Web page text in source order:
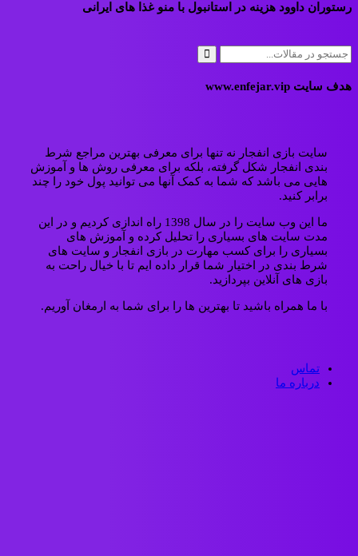
رستوران داوود هزینه در استانبول با منو غذا های ایرانی
هدف سایت www.enfejar.vip
سایت بازی انفجار نه تنها برای معرفی بهترین مراجع شرط
بندی انفجار شکل گرفته، بلکه برای معرفی روش ها و آموزش
هایی می باشد که شما به کمک آنها می توانید پول خود را چند
برابر کنید.
ما این وب سایت را در سال 1398 راه اندازی کردیم و در این
مدت سایت های بسیاری را تحلیل کرده و آموزش های
بسیاری را برای کسب مهارت در بازی انفجار و سایت های
شرط بندی در اختیار شما قرار داده ایم تا با خیال راحت به
بازی های آنلاین بپردازید.
با ما همراه باشید تا بهترین ها را برای شما به ارمغان آوریم.
تماس
درباره ما